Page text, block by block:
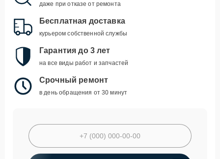
даже при отказе от ремонта
Бесплатная доставка
курьером собственной службы
Гарантия до 3 лет
на все виды работ и запчастей
Срочный ремонт
в день обращения от 30 минут